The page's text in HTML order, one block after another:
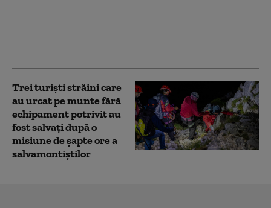
Trei turişti străini care
au urcat pe munte fără
echipament potrivit au
fost salvaţi după o
misiune de șapte ore a
salvamontiştilor